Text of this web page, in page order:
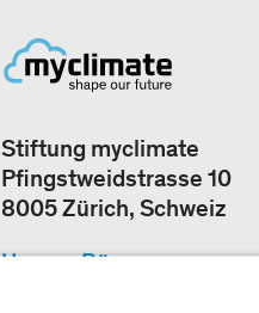
Stiftung myclimate
Pfingstweidstrasse 10
8005 Zürich, Schweiz
Unsere Büros